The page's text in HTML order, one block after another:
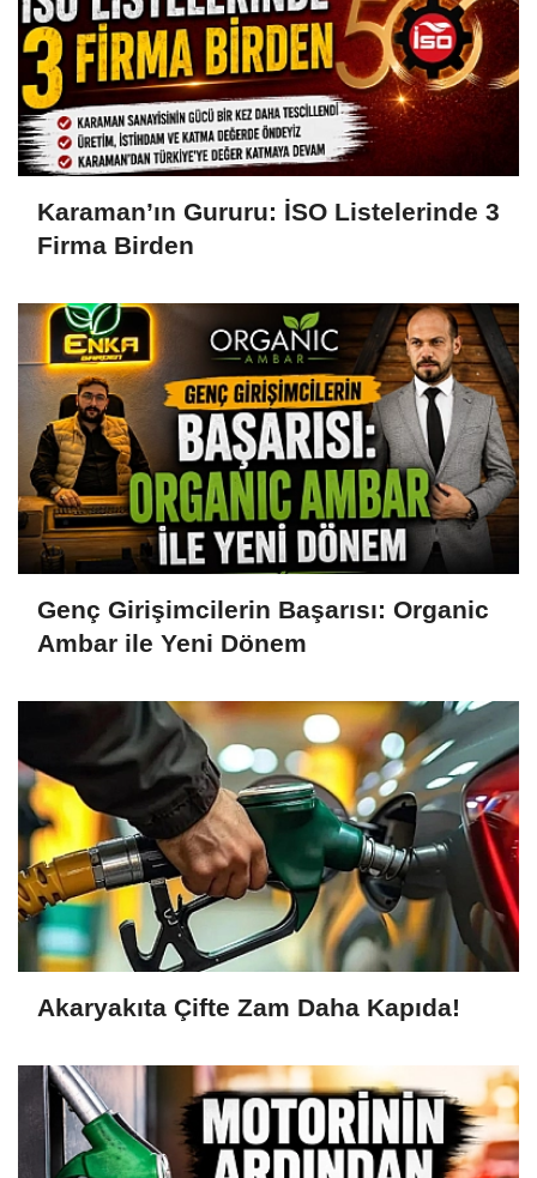
Karaman’ın Gururu: İSO Listelerinde 3
Firma Birden
Genç Girişimcilerin Başarısı: Organic
Ambar ile Yeni Dönem
Akaryakıta Çifte Zam Daha Kapıda!